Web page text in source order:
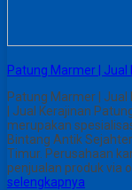
Patung Marmer |
Patung Marmer |
| Jual Kerajinan
merupakan
Bintang Antik
Timur. Perusahaan
penjualan produk via
selengkapnya